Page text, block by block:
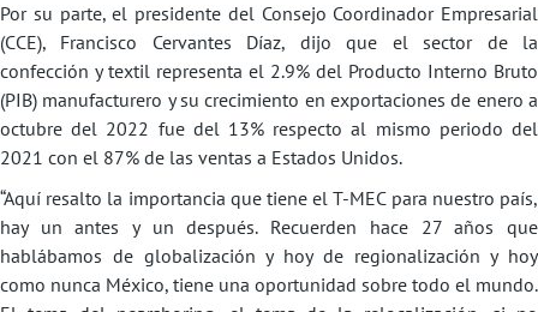
Por su parte, el presidente del Consejo Coordinador Empresarial
(CCE), Francisco Cervantes Díaz, dijo que el sector de la
confección y textil representa el 2.9% del Producto Interno Bruto
(PIB) manufacturero y su crecimiento en exportaciones de enero a
octubre del 2022 fue del 13% respecto al mismo periodo del
2021 con el 87% de las ventas a Estados Unidos.
“Aquí resalto la importancia que tiene el T-MEC para nuestro país,
hay un antes y un después. Recuerden hace 27 años que
hablábamos de globalización y hoy de regionalización y hoy
como nunca México, tiene una oportunidad sobre todo el mundo.